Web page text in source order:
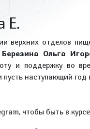
Е.
верхних отделов
Березина Ольга
и поддержку во
пусть наступающий
чтобы быть в